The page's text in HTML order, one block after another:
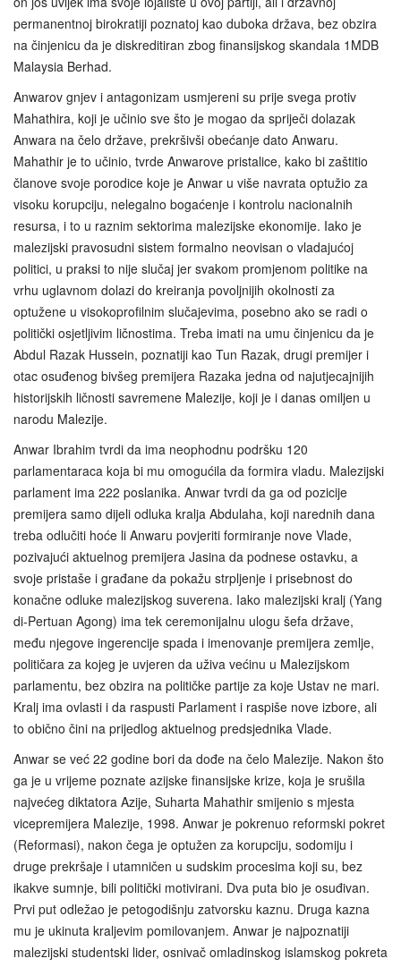
permanentnoj birokratiji poznatoj kao duboka država, bez obzira
na činjenicu da je diskreditiran zbog finansijskog skandala 1MDB
Malaysia Berhad.
Anwarov gnjev i antagonizam usmjereni su prije svega protiv
Mahathira, koji je učinio sve što je mogao da spriječi dolazak
Anwara na čelo države, prekršivši obećanje dato Anwaru.
Mahathir je to učinio, tvrde Anwarove pristalice, kako bi zaštitio
članove svoje porodice koje je Anwar u više navrata optužio za
visoku korupciju, nelegalno bogaćenje i kontrolu nacionalnih
resursa, i to u raznim sektorima malezijske ekonomije. Iako je
malezijski pravosudni sistem formalno neovisan o vladajućoj
politici, u praksi to nije slučaj jer svakom promjenom politike na
vrhu uglavnom dolazi do kreiranja povoljnijih okolnosti za
optužene u visokoprofilnim slučajevima, posebno ako se radi o
politički osjetljivim ličnostima. Treba imati na umu činjenicu da je
Abdul Razak Hussein, poznatiji kao Tun Razak, drugi premijer i
otac osuđenog bivšeg premijera Razaka jedna od najutjecajnijih
historijskih ličnosti savremene Malezije, koji je i danas omiljen u
narodu Malezije.
Anwar Ibrahim tvrdi da ima neophodnu podršku 120
parlamentaraca koja bi mu omogućila da formira vladu. Malezijski
parlament ima 222 poslanika. Anwar tvrdi da ga od pozicije
premijera samo dijeli odluka kralja Abdulaha, koji narednih dana
treba odlučiti hoće li Anwaru povjeriti formiranje nove Vlade,
pozivajući aktuelnog premijera Jasina da podnese ostavku, a
svoje pristaše i građane da pokažu strpljenje i prisebnost do
konačne odluke malezijskog suverena. Iako malezijski kralj (Yang
di‑Pertuan Agong) ima tek ceremonijalnu ulogu šefa države,
među njegove ingerencije spada i imenovanje premijera zemlje,
političara za kojeg je uvjeren da uživa većinu u Malezijskom
parlamentu, bez obzira na političke partije za koje Ustav ne mari.
Kralj ima ovlasti i da raspusti Parlament i raspiše nove izbore, ali
to obično čini na prijedlog aktuelnog predsjednika Vlade.
Anwar se već 22 godine bori da dođe na čelo Malezije. Nakon što
ga je u vrijeme poznate azijske finansijske krize, koja je srušila
najvećeg diktatora Azije, Suharta Mahathir smijenio s mjesta
vicepremijera Malezije, 1998. Anwar je pokrenuo reformski pokret
(Reformasi), nakon čega je optužen za korupciju, sodomiju i
druge prekršaje i utamničen u sudskim procesima koji su, bez
ikakve sumnje, bili politički motivirani. Dva puta bio je osuđivan.
Prvi put odležao je petogodišnju zatvorsku kaznu. Druga kazna
mu je ukinuta kraljevim pomilovanjem. Anwar je najpoznatiji
malezijski studentski lider, osnivač omladinskog islamskog pokreta